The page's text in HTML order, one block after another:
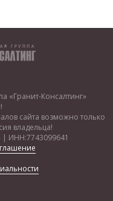
«Гранит-Консалтинг»
сайта возможно только
владельца!
| ИНН:7743099641